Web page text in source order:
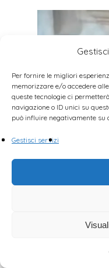
Per fornire le migliori
memorizzare e/o accedere
queste tecnologie ci
navigazione o ID unici su
può influire negativamente su
Gestisci servizi
isolare
Nella seduta
0